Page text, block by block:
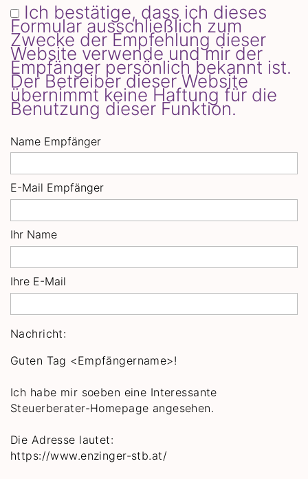
Ich bestätige, dass ich dieses
Formular ausschließlich zum
Zwecke der Empfehlung dieser
Website verwende und mir der
Empfänger persönlich bekannt ist.
Der Betreiber dieser Website
übernimmt keine Haftung für die
Benutzung dieser Funktion.
Name Empfänger
E-Mail Empfänger
Ihr Name
Ihre E-Mail
Nachricht:
Guten Tag <Empfängername>!
Ich habe mir soeben eine Interessante
Steuerberater-Homepage angesehen.
Die Adresse lautet:
https://www.enzinger-stb.at/